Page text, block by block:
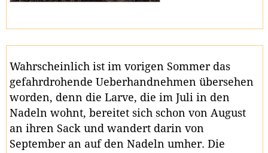
Wahrscheinlich ist im vorigen Sommer das
gefahrdrohende Ueberhandnehmen übersehen
worden, denn die Larve, die im Juli in den
Nadeln wohnt, bereitet sich schon von August
an ihren Sack und wandert darin von
September an auf den Nadeln umher. Die